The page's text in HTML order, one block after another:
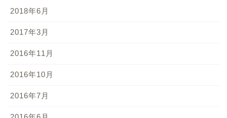
2018年6月
2017年3月
2016年11月
2016年10月
2016年7月